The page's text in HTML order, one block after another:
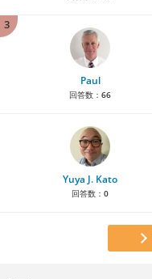
3
Paul
回答数： 66
Yuya J. Kato
回答数： 0